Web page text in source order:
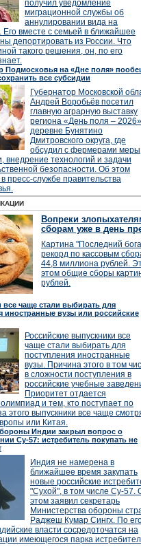
получил уведомление
миграционной службы об
аннулировании вида на
Его вместе с семьей в ближайшее
депортировать из России. Что
такого решения, он, по его
Подмосковья на «Дне поля»
все субсидии
Губернатор Московской
Андрей Воробьёв посетил
главную аграрную выставку
региона «День поля –
деревне Бунятино
Дмитровского округа, где
обсудил с фермерами меры
внедрение технологий и задачи
безопасности. Об этом
пресс-службе правительства
Вопреки
сборам уже в день
Картина "Последний
рекорд по кассовым
44,8 миллиона рублей.
этом общие сборы
рублей.
чаще стали выбирать для
иностранные вузы или российские
Российские выпускники все
чаще стали выбирать для
поступления иностранные
вузы. Причина этого в том
в сложности поступления в
российские учебные
Приоритет отдается
и тем, кто поступает по
этого выпускники все чаще
или Китая.
Индии закрыл вопрос о
Су-57: истребитель покупать не
Индия не намерена в
ближайшее время закупать
новые российские
"Сухой", в том числе Су-57.
этом заявил секретарь
Министерства обороны
Раджеш Кумар Сингх. По
власти сосредоточатся на
имеющегося парка